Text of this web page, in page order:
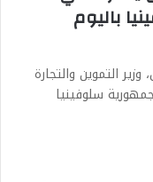
باليوم
التموين والتجارة
سلوفينيا